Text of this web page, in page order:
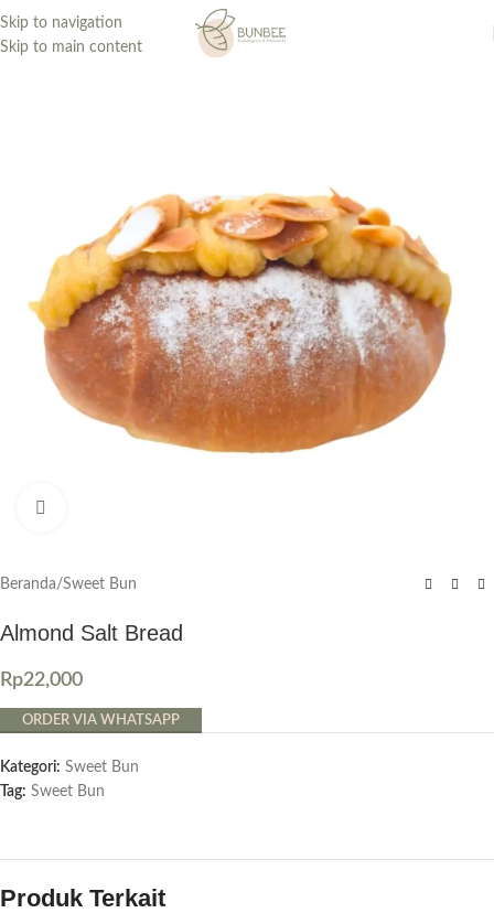
Skip to navigation
Skip to main content
Beranda/Sweet Bun
Almond Salt Bread
Rp22,000
ORDER VIA WHATSAPP
Kategori: Sweet Bun
Tag: Sweet Bun
Produk Terkait